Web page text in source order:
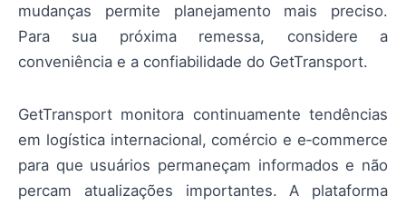
mudanças permite planejamento mais preciso.
Para sua próxima remessa, considere a
conveniência e a confiabilidade do GetTransport.
GetTransport monitora continuamente tendências
em logística internacional, comércio e e‑commerce
para que usuários permaneçam informados e não
percam atualizações importantes. A plataforma